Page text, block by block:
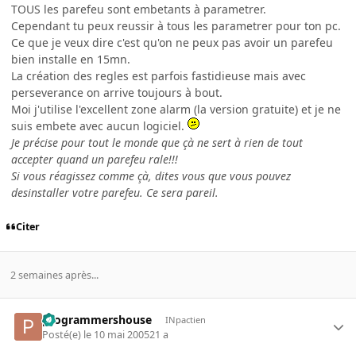
TOUS les parefeu sont embetants à parametrer.
Cependant tu peux reussir à tous les parametrer pour ton pc.
Ce que je veux dire c'est qu'on ne peux pas avoir un parefeu
bien installe en 15mn.
La création des regles est parfois fastidieuse mais avec
perseverance on arrive toujours à bout.
Moi j'utilise l'excellent zone alarm (la version gratuite) et je ne
suis embete avec aucun logiciel.
Je précise pour tout le monde que çà ne sert à rien de tout
accepter quand un parefeu rale!!!
Si vous réagissez comme çà, dites vous que vous pouvez
desinstaller votre parefeu. Ce sera pareil.
Citer
2 semaines après...
programmershouse INpactien
Posté(e) le 10 mai 200521 a